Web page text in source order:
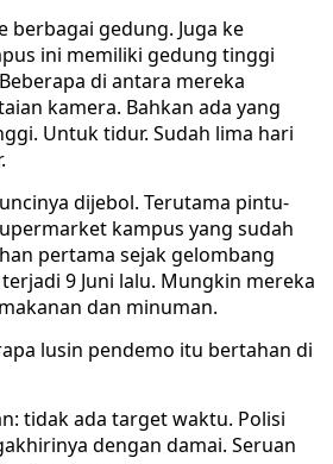
berbagai gedung. Juga ke
ini memiliki gedung tinggi
di antara mereka
kamera. Bahkan ada yang
Untuk tidur. Sudah lima hari
dijebol. Terutama pintu-
kampus yang sudah
pertama sejak gelombang
9 Juni lalu. Mungkin mereka
dan minuman.
lusin pendemo itu bertahan di
tidak ada target waktu. Polisi
dengan damai. Seruan